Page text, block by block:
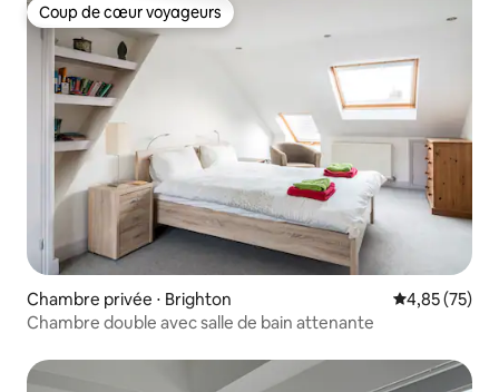
Coup de cœur voyageurs
Coup de cœur voyageurs
Chambre privée ⋅ Brighton Évaluation
4,85 (75)
Chambre double avec salle de bain attenante